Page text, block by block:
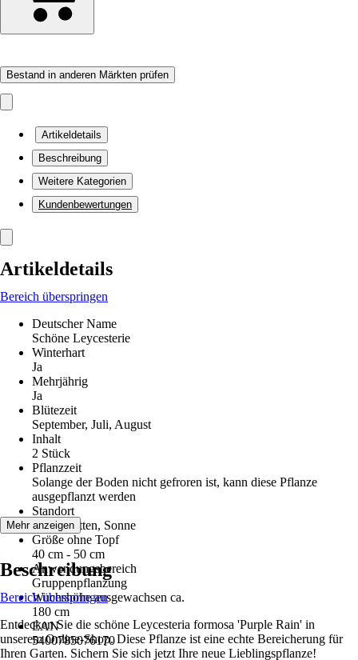
Bestand in anderen Märkten prüfen
Artikeldetails
Beschreibung
Weitere Kategorien
Kundenbewertungen
Artikeldetails
Bereich überspringen
Deutscher Name
Schöne Leycesterie
Winterhart
Ja
Mehrjährig
Ja
Blütezeit
September, Juli, August
Inhalt
2 Stück
Pflanzzeit
Solange der Boden nicht gefroren ist, kann diese Pflanze
ausgepflanzt werden
Standort
Halbschatten, Sonne
Größe ohne Topf
40 cm - 50 cm
Anwendungsbereich
Gruppenpflanzung
Wuchshöhe ausgewachsen ca.
180 cm
EAN
5400785076170
Mehr anzeigen
Beschreibung
Bereich überspringen
Entdecken Sie die schöne Leycesteria formosa 'Purple Rain' in
unserem Online-Shop. Diese Pflanze ist eine echte Bereicherung für
Ihren Garten. Sichern Sie sich jetzt Ihre neue Lieblingspflanze!